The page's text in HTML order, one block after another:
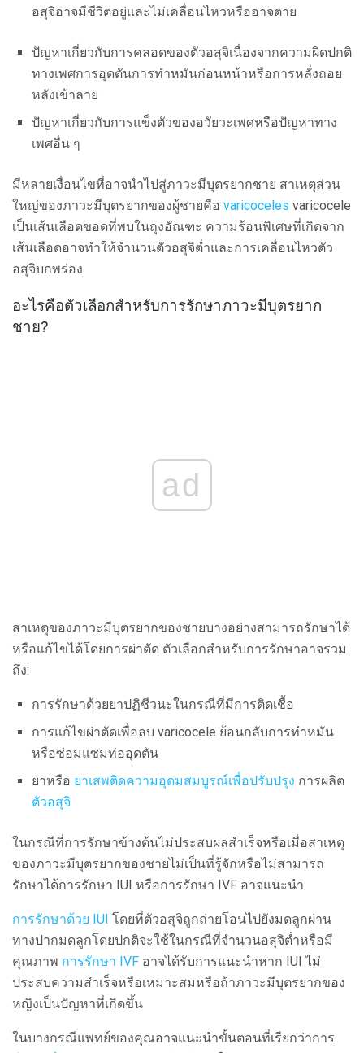
อสุจิอาจมีชีวิตอยู่และไม่เคลื่อนไหวหรืออาจตาย
ปัญหาเกี่ยวกับการคลอดของตัวอสุจิเนื่องจากความผิดปกติ
ทางเพศการอุดตันการทำหมันก่อนหน้าหรือการหลั่งถอย
หลังเข้าลาย
ปัญหาเกี่ยวกับการแข็งตัวของอวัยวะเพศหรือปัญหาทาง
เพศอื่น ๆ
มีหลายเงื่อนไขที่อาจนำไปสู่ภาวะมีบุตรยากชาย สาเหตุส่วน
ใหญ่ของภาวะมีบุตรยากของผู้ชายคือ varicoceles varicocele
เป็นเส้นเลือดขอดที่พบในถุงอัณฑะ ความร้อนพิเศษที่เกิดจาก
เส้นเลือดอาจทำให้จำนวนตัวอสุจิต่ำและการเคลื่อนไหวตัว
อสุจิบกพร่อง
อะไรคือตัวเลือกสำหรับการรักษาภาวะมีบุตรยาก
ชาย?
ad
สาเหตุของภาวะมีบุตรยากของชายบางอย่างสามารถรักษาได้
หรือแก้ไขได้โดยการผ่าตัด ตัวเลือกสำหรับการรักษาอาจรวม
ถึง:
การรักษาด้วยยาปฏิชีวนะในกรณีที่มีการติดเชื้อ
การแก้ไขผ่าตัดเพื่อลบ varicocele ย้อนกลับการทำหมัน
หรือซ่อมแซมท่ออุดตัน
ยาหรือ ยาเสพติดความอุดมสมบูรณ์เพื่อปรับปรุง การผลิต
ตัวอสุจิ
ในกรณีที่การรักษาข้างต้นไม่ประสบผลสำเร็จหรือเมื่อสาเหตุ
ของภาวะมีบุตรยากของชายไม่เป็นที่รู้จักหรือไม่สามารถ
รักษาได้การรักษา IUI หรือการรักษา IVF อาจแนะนำ
การรักษาด้วย IUI โดยที่ตัวอสุจิถูกถ่ายโอนไปยังมดลูกผ่าน
ทางปากมดลูกโดยปกติจะใช้ในกรณีที่จำนวนอสุจิต่ำหรือมี
คุณภาพ การรักษา IVF อาจได้รับการแนะนำหาก IUI ไม่
ประสบความสำเร็จหรือเหมาะสมหรือถ้าภาวะมีบุตรยากของ
หญิงเป็นปัญหาที่เกิดขึ้น
ในบางกรณีแพทย์ของคุณอาจแนะนำขั้นตอนที่เรียกว่าการ